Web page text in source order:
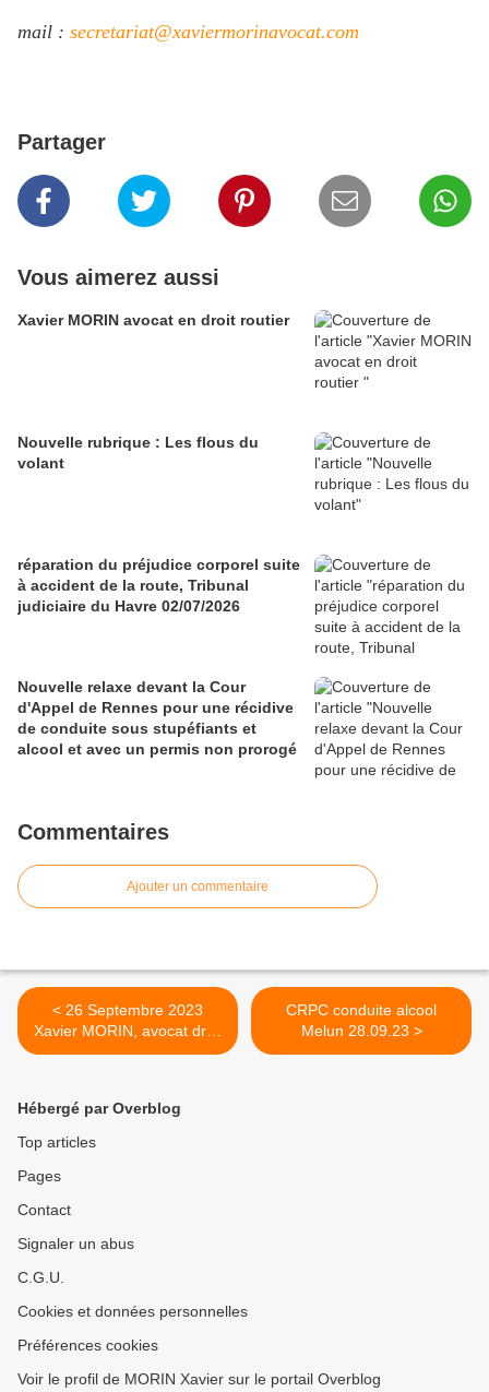
mail : secretariat@xaviermorinavocat.com
Partager
Vous aimerez aussi
Xavier MORIN avocat en droit routier
Nouvelle rubrique : Les flous du
volant
réparation du préjudice corporel suite
à accident de la route, Tribunal
judiciaire du Havre 02/07/2026
Nouvelle relaxe devant la Cour
d'Appel de Rennes pour une récidive
de conduite sous stupéfiants et
alcool et avec un permis non prorogé
Commentaires
Ajouter un commentaire
< 26 Septembre 2023
Xavier MORIN, avocat droit
routier au tribunal de
CRPC conduite alcool
Melun 28.09.23 >
Hébergé par Overblog
Top articles
Pages
Contact
Signaler un abus
C.G.U.
Cookies et données personnelles
Préférences cookies
Voir le profil de MORIN Xavier sur le portail Overblog